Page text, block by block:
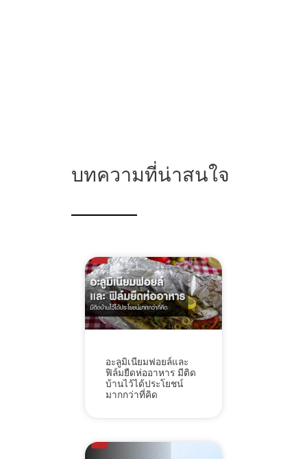
บทความที่น่าสนใจ
อะลูมิเนียมฟอยล์และ
ฟิล์มยืดห่ออาหาร มีติด
บ้านไว้ได้ประโยชน์
มากกว่าที่คิด